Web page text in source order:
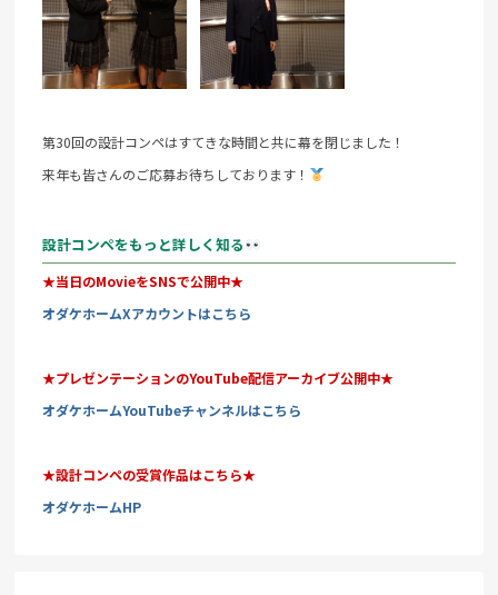
第30回の設計コンペはすてきな時間と共に幕を閉じました！
来年も皆さんのご応募お待ちしております！
設計コンペをもっと詳しく知る
★当日のMovieをSNSで公開中★
オダケホームXアカウントはこちら
★プレゼンテーションのYouTube配信アーカイブ公開中★
オダケホームYouTubeチャンネルはこちら
★設計コンペの受賞作品はこちら★
オダケホームHP